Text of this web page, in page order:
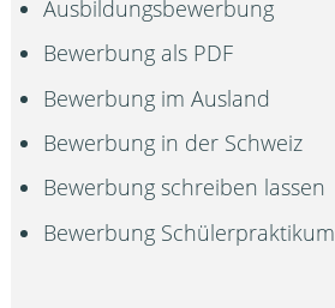
Ausbildungsbewerbung
Bewerbung als PDF
Bewerbung im Ausland
Bewerbung in der Schweiz
Bewerbung schreiben lassen
Bewerbung Schülerpraktikum